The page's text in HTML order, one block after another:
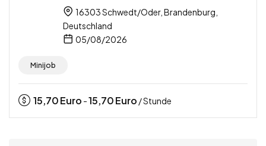
16303 Schwedt/Oder, Brandenburg,
Deutschland
05/08/2026
Minijob
15,70Euro -15,70Euro / Stunde